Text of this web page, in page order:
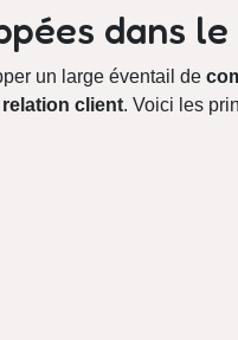
dans le
un large éventail de
relation client. Voici les